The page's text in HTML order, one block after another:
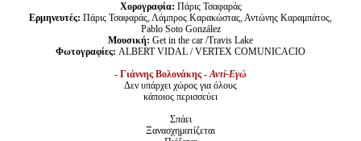
Χορογραφία: Πάρις Τσαφαράς
Ερμηνευτές: Πάρις Τσαφαράς, Λάμπρος Καρακώστας, Αντώνης Καραμπάτος,
Pablo Soto González
Μουσική: Get in the car /Travis Lake
Φωτογραφίες: ALBERT VIDAL / VERTEX COMUNICACIO
- Γιάννης Βολονάκης -Αντί-Εγώ
Δεν υπάρχει χώρος για όλους
κάποιος περισσεύει
Σπάει
Ξανασχηματίζεται